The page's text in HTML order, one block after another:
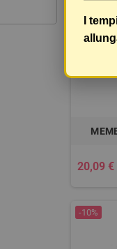
20,09 €
-10%
I